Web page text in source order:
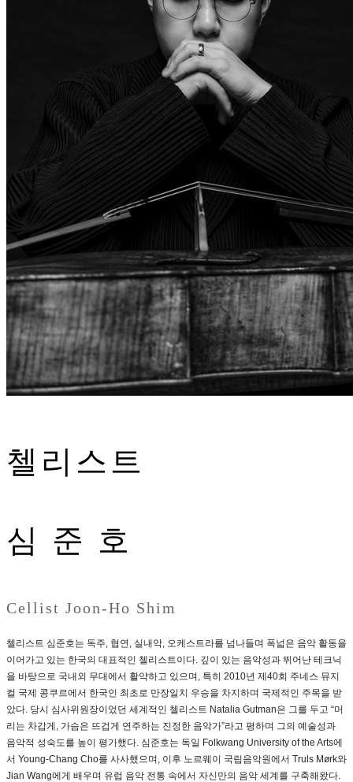
첼리스트
심 준 호
Cellist Joon-Ho Shim
첼리스트 심준호는 독주, 협연, 실내악, 오케스트라를 넘나들며 폭넓은 음악 활동을
이어가고 있는 한국의 대표적인 첼리스트이다. 깊이 있는 음악성과 뛰어난 테크닉
을 바탕으로 국내외 무대에서 활약하고 있으며, 특히 2010년 제40회 주네스 뮤지
컬 국제 콩쿠르에서 한국인 최초로 만장일치 우승을 차지하며 국제적인 주목을 받
았다. 당시 심사위원장이었던 세계적인 첼리스트 Natalia Gutman은 그를 두고 “머
리는 차갑게, 가슴은 뜨겁게 연주하는 진정한 음악가”라고 평하며 그의 예술성과
음악적 성숙도를 높이 평가했다. 심준호는 독일 Folkwang University of the Arts에
서 Young-Chang Cho를 사사했으며, 이후 노르웨이 국립음악원에서 Truls Mørk와
Jian Wang에게 배우며 유럽 음악 전통 속에서 자신만의 음악 세계를 구축해왔다.